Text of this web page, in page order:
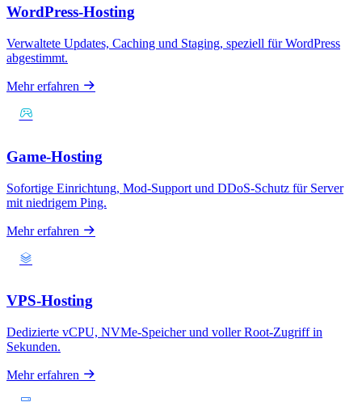
WordPress-Hosting
Verwaltete Updates, Caching und Staging, speziell für WordPress
abgestimmt.
Mehr erfahren
Game-Hosting
Sofortige Einrichtung, Mod-Support und DDoS-Schutz für Server
mit niedrigem Ping.
Mehr erfahren
VPS-Hosting
Dedizierte vCPU, NVMe-Speicher und voller Root-Zugriff in
Sekunden.
Mehr erfahren